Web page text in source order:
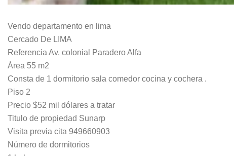
Vendo departamento en lima
Cercado De LIMA
Referencia Av. colonial Paradero Alfa
Área 55 m2
Consta de 1 dormitorio sala comedor cocina y cochera .
Piso 2
Precio $52 mil dólares a tratar
Titulo de propiedad Sunarp
Visita previa cita 949660903
Número de dormitorios